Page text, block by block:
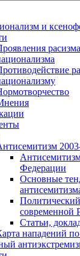
и
Федерации
Основные
современной
Статьи,
нападений